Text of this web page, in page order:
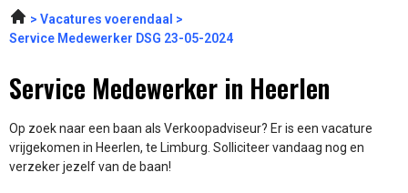
Vacatures voerendaal
Service Medewerker DSG 23-05-2024
Service Medewerker in Heerlen
Op zoek naar een baan als Verkoopadviseur? Er is een vacature
vrijgekomen in Heerlen, te Limburg. Solliciteer vandaag nog en
verzeker jezelf van de baan!